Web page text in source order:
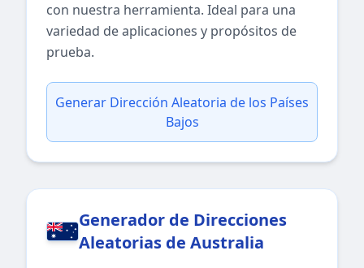
con nuestra herramienta. Ideal para una
variedad de aplicaciones y propósitos de
prueba.
Generar Dirección Aleatoria de los Países
Bajos
Generador de Direcciones
Aleatorias de Australia